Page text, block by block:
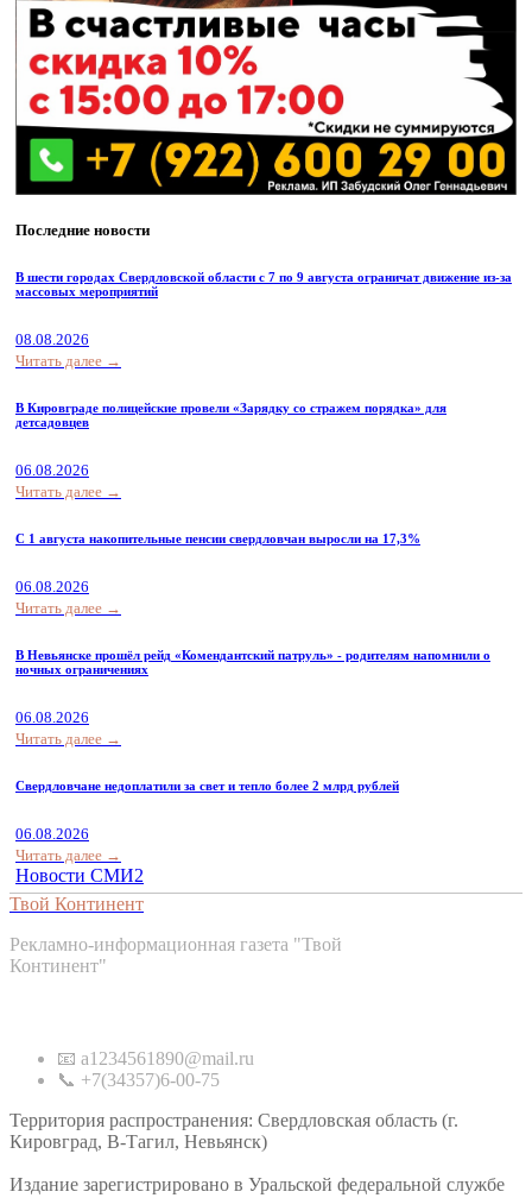
Последние новости
В шести городах Свердловской области с 7 по 9 августа ограничат движение из-за
массовых мероприятий
08.08.2026
Читать далее →
В Кировграде полицейские провели «Зарядку со стражем порядка» для
детсадовцев
06.08.2026
Читать далее →
С 1 августа накопительные пенсии свердловчан выросли на 17,3%
06.08.2026
Читать далее →
В Невьянске прошёл рейд «Комендантский патруль» - родителям напомнили о
ночных ограничениях
06.08.2026
Читать далее →
Свердловчане недоплатили за свет и тепло более 2 млрд рублей
06.08.2026
Читать далее →
Новости СМИ2
Твой Континент
Рекламно-информационная газета "Твой
Континент"
📧 a1234561890@mail.ru
📞 +7(34357)6-00-75
Территория распространения: Свердловская область (г.
Кировград, В-Тагил, Невьянск)
Издание зарегистрировано в Уральской федеральной службе